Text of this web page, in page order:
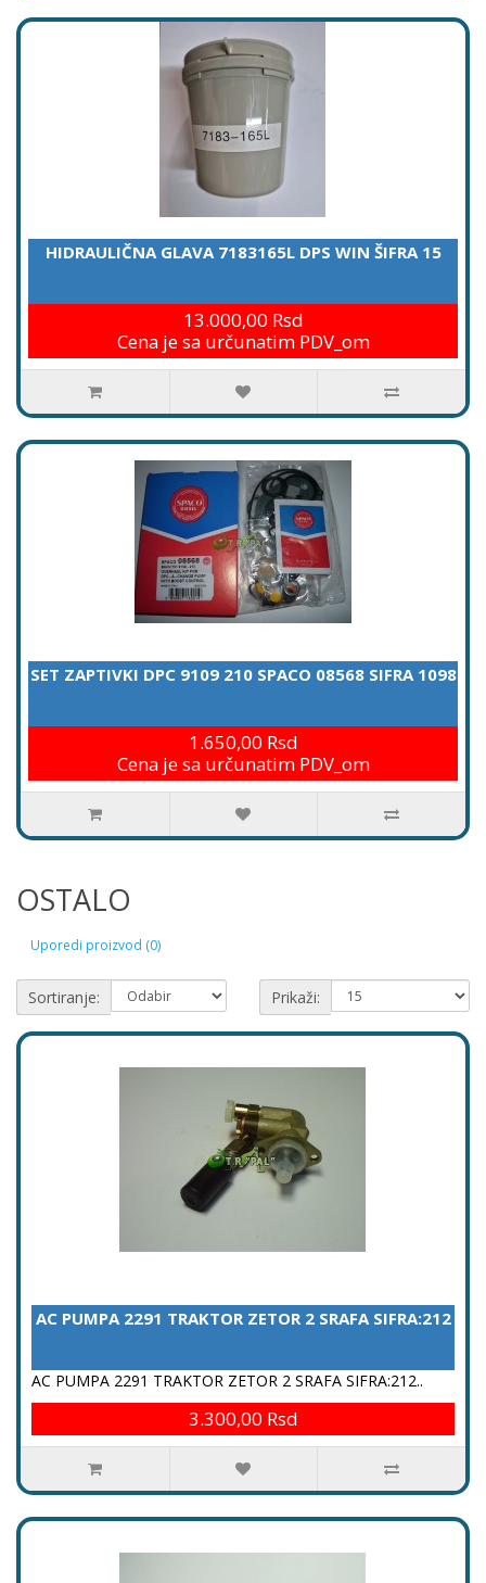
HIDRAULIČNA GLAVA 7183165L DPS WIN ŠIFRA 15
13.000,00 Rsd
Cena je sa určunatim PDV_om
SET ZAPTIVKI DPC 9109 210 SPACO 08568 SIFRA 1098
1.650,00 Rsd
Cena je sa určunatim PDV_om
OSTALO
Uporedi proizvod (0)
Sortiranje: Prikaži:
AC PUMPA 2291 TRAKTOR ZETOR 2 SRAFA SIFRA:212
AC PUMPA 2291 TRAKTOR ZETOR 2 SRAFA SIFRA:212..
3.300,00 Rsd